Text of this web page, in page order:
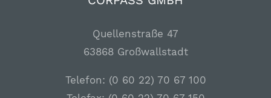
Quellenstraße 47
63868 Großwallstadt
Telefon: (0 60 22) 70 67 100